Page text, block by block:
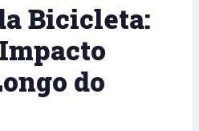
Bicicleta:
do